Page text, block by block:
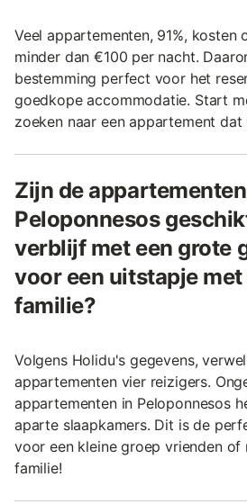
Veel appartementen, 91%, kosten
minder dan €100 per nacht.
bestemming perfect voor het
goedkope accommodatie. Start
zoeken naar een appartement dat
Zijn de
Peloponnesos
verblijf met een grote
voor een uitstapje
familie?
Volgens Holidu's gegevens,
appartementen vier reizigers.
appartementen in Peloponnesos
aparte slaapkamers. Dit is de
voor een kleine groep vrienden of
familie!